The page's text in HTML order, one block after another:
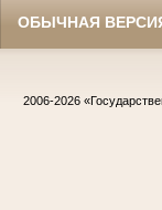
ОБЫЧНАЯ
2006-2026